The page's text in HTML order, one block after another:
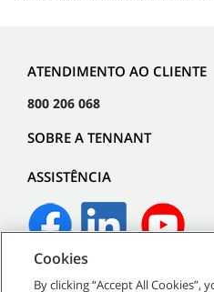
ATENDIMENTO AO CLIENTE
800 206 068
SOBRE A TENNANT
ASSISTÊNCIA
©2026Tennant Company. Todos
Cookies
By clicking “Accept All Cookies”,